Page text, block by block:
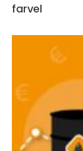
farvel